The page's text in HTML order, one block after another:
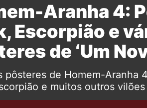
Aranha 4:
Escorpião e
de ‘Um
pôsteres de Homem-Aranha
e muitos outros